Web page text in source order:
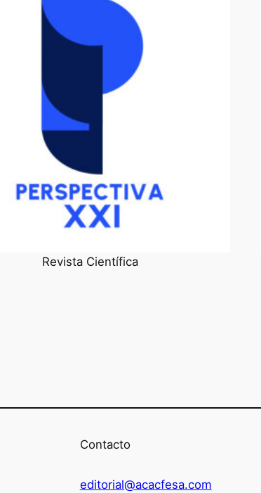
Revista Científica
Contacto
editorial@acacfesa.com